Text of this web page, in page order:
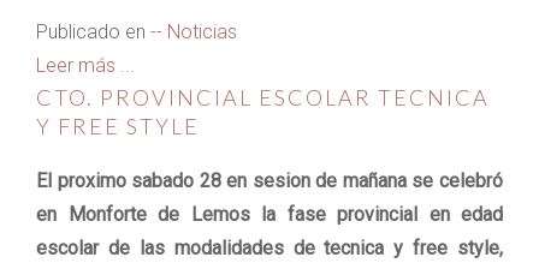
Publicado en -- Noticias
Leer más ...
CTO. PROVINCIAL ESCOLAR TECNICA
Y FREE STYLE
El proximo sabado 28 en sesion de mañana se celebró
en Monforte de Lemos la fase provincial en edad
escolar de las modalidades de tecnica y free style,